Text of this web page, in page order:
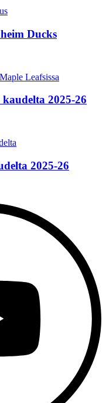
Ducks
2025-26
2025-26